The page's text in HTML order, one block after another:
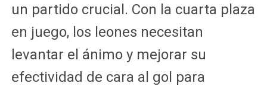
un partido crucial. Con la cuarta plaza
en juego, los leones necesitan
levantar el ánimo y mejorar su
efectividad de cara al gol para